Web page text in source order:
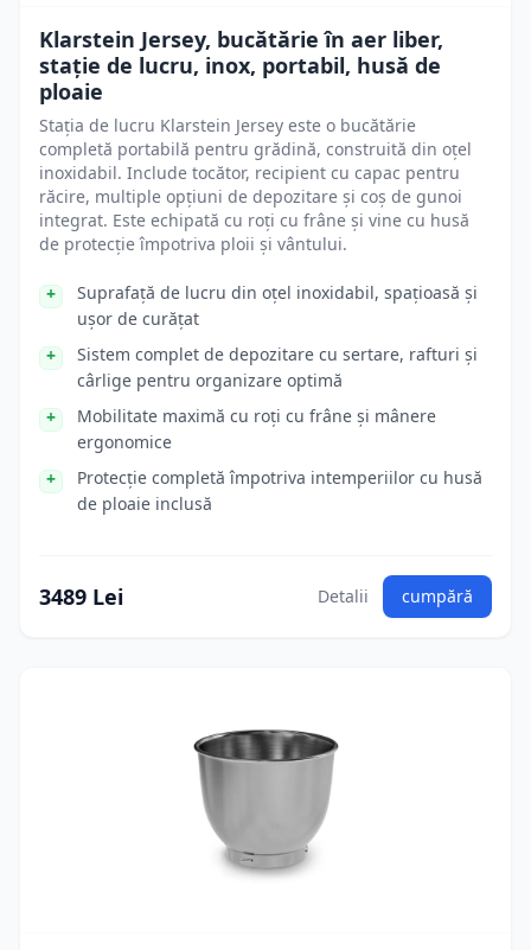
Klarstein Jersey, bucătărie în aer liber,
stație de lucru, inox, portabil, husă de
ploaie
Stația de lucru Klarstein Jersey este o bucătărie
completă portabilă pentru grădină, construită din oțel
inoxidabil. Include tocător, recipient cu capac pentru
răcire, multiple opțiuni de depozitare și coș de gunoi
integrat. Este echipată cu roți cu frâne și vine cu husă
de protecție împotriva ploii și vântului.
Suprafață de lucru din oțel inoxidabil, spațioasă și
ușor de curățat
Sistem complet de depozitare cu sertare, rafturi și
cârlige pentru organizare optimă
Mobilitate maximă cu roți cu frâne și mânere
ergonomice
Protecție completă împotriva intemperiilor cu husă
de ploaie inclusă
3489 Lei Detalii cumpără